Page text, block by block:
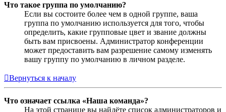
Что такое группа по умолчанию?
Если вы состоите более чем в одной группе, ваша
группа по умолчанию используется для того, чтобы
определить, какие групповые цвет и звание должны
быть вам присвоены. Администратор конференции
может предоставить вам разрешение самому изменять
вашу группу по умолчанию в личном разделе.
Вернуться к началу
Что означает ссылка «Наша команда»?
На этой странице вы найдёте список администраторов и